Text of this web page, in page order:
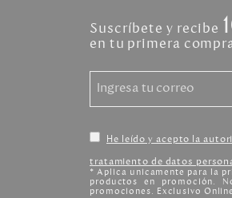
Suscríbete y recibe
en tu primera
He leído y acepto la
tratamiento de datos
* Aplica unicamente para la
productos en promoción.
promociones. Exclusivo